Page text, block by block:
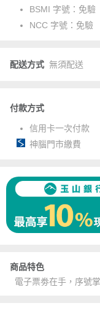
BSMI 字號： 免驗
NCC 字號： 免驗
配送方式 無須配送
付款方式
信用卡一次付款
神腦門市繳費
商品特色
電子票劵在手，序號